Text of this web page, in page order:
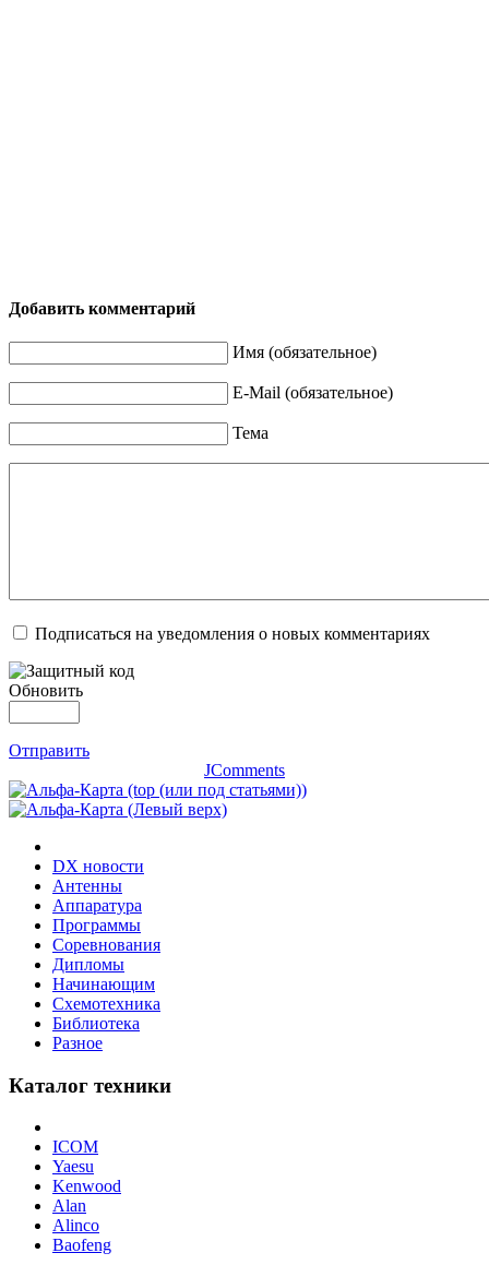
Добавить комментарий
Имя (обязательное)
E-Mail (обязательное)
Тема
Подписаться на уведомления о новых комментариях
Обновить
Отправить
JComments
DX новости
Антенны
Аппаратура
Программы
Соревнования
Дипломы
Начинающим
Схемотехника
Библиотека
Разное
Каталог техники
ICOM
Yaesu
Kenwood
Alan
Alinco
Baofeng